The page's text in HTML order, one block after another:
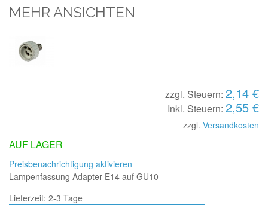
MEHR ANSICHTEN
zzgl. Steuern: 2,14 €
Inkl. Steuern: 2,55 €
zzgl. Versandkosten
AUF LAGER
Preisbenachrichtigung aktivieren
Lampenfassung Adapter E14 auf GU10
Lieferzeit: 2-3 Tage